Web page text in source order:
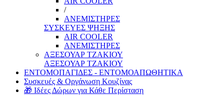
/
ΑΝΕΜΙΣΤΗΡΕΣ
ΣΥΣΚΕΥΕΣ ΨΗΞΗΣ
AIR COOLER
ΑΝΕΜΙΣΤΗΡΕΣ
ΑΞΕΣΟΥΑΡ ΤΖΑΚΙΟΥ
ΑΞΕΣΟΥΑΡ ΤΖΑΚΙΟΥ
ΕΝΤΟΜΟΠΑΓΙΔΕΣ - ΕΝΤΟΜΟΑΠΩΘΗΤΙΚΑ
Συσκευές & Οργάνωση Κουζίνας
🎁 Ιδέες Δώρων για Κάθε Περίσταση